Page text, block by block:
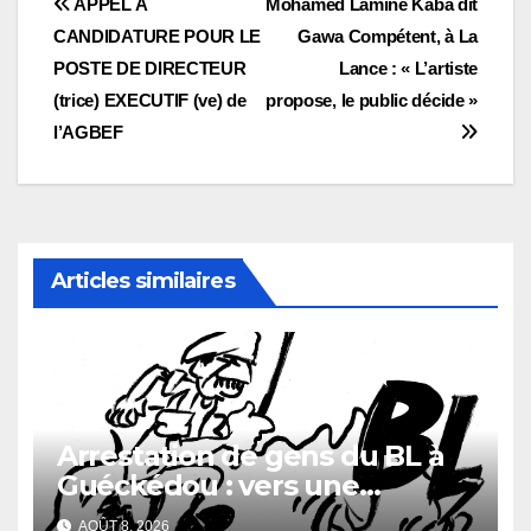
Navigation
de
l’article
Mohamed Lamine Kaba dit
Gawa Compétent, à La
Lance : « L’artiste
propose, le public décide »
APPEL A
CANDIDATURE POUR LE
POSTE DE DIRECTEUR
(trice) EXECUTIF (ve) de
l’AGBEF
Articles similaires
Arrestation de gens du BL à
Guéckédou : vers une
démission des conseillés du
AOÛT 8, 2026